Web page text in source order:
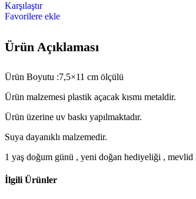
Karşılaştır
Favorilere ekle
Ürün Açıklaması
Ürün Boyutu :7,5×11 cm ölçülü
Ürün malzemesi plastik açacak kısmı metaldir.
Ürün üzerine uv baskı yapılmaktadır.
Suya dayanıklı malzemedir.
1 yaş doğum günü , yeni doğan hediyeliği ,
İlgili Ürünler